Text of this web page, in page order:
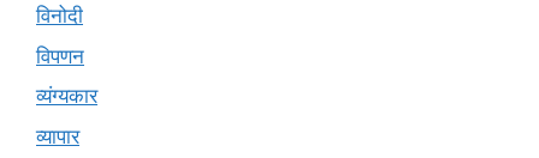
विनोदी
विपणन
व्यंग्यकार
व्यापार